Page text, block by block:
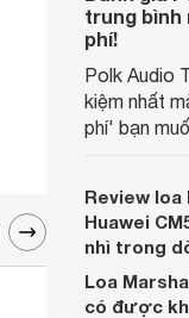
trung
phí!
Polk Audio
kiệm nhất
phí' bạn
nhiều chỗ
nhưng âm
bị kém.
mức trung
Review
Huawei
nhì trong
Loa
có được